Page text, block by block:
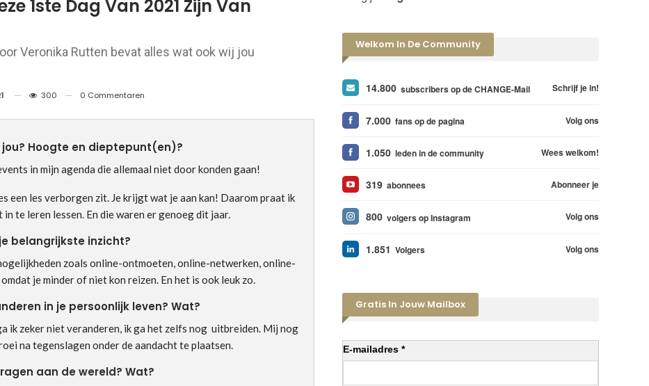
1ste Dag Van 2021 Zijn Van
Veronika Rutten bevat alles wat ook wij jou
300 0 Commentaren
jou? Hoogte en dieptepunt(en)?
in mijn agenda die allemaal niet door konden gaan!
een les verborgen zit. Je krijgt wat je aan kan! Daarom praat ik
te leren lessen. En die waren er genoeg dit jaar.
belangrijkste inzicht?
zoals online-ontmoeten, online-netwerken, online-
je minder of niet kon reizen. En het is ook leuk zo.
in je persoonlijk leven? Wat?
ik zeker niet veranderen, ik ga het zelfs nog uitbreiden. Mij nog
na tegenslagen onder de aandacht te plaatsen.
aan de wereld? Wat?
Welkom In De Community
14.800 subscribers op de CHANGE-Mail Schrijf je in!
7.000 fans op de pagina Volg ons
1.050 leden in de community Wees welkom!
319 abonnees Abonneer je
800 volgers op Instagram Volg ons
1.851 Volgers Volg ons
Gratis In Jouw Mailbox
E-mailadres *